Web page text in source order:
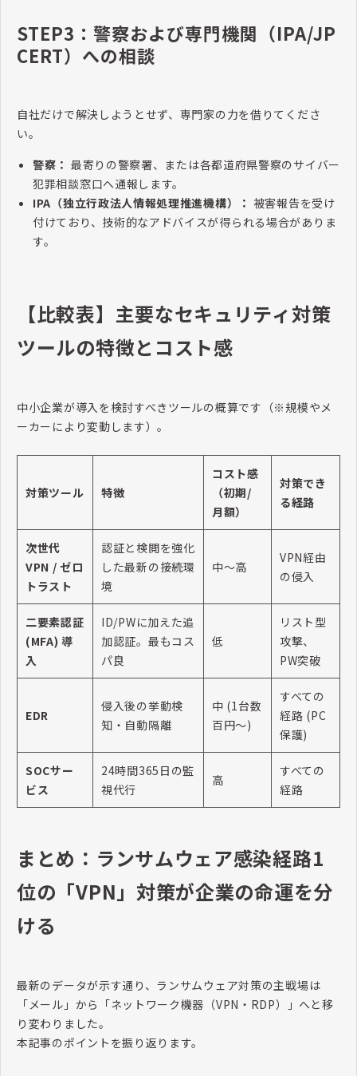
STEP3：警察および専門機関（IPA/JP
CERT）への相談
自社だけで解決しようとせず、専門家の力を借りてくださ
い。
警察： 最寄りの警察署、または各都道府県警察のサイバー
犯罪相談窓口へ通報します。
IPA（独立行政法人情報処理推進機構）： 被害報告を受け
付けており、技術的なアドバイスが得られる場合がありま
す。
【比較表】主要なセキュリティ対策
ツールの特徴とコスト感
中小企業が導入を検討すべきツールの概算です（※規模やメ
ーカーにより変動します）。
対策ツール 特徴
コスト感
（初期/
月額）
対策でき
る経路
次世代
VPN / ゼロ
トラスト
認証と検閲を強化
した最新の接続環
境
中〜高
VPN経由
の侵入
二要素認証
(MFA) 導
入
ID/PWに加えた追
加認証。最もコス
パ良
低
リスト型
攻撃、
PW突破
EDR
侵入後の挙動検
知・自動隔離
中 (1台数
百円〜)
すべての
経路 (PC
保護)
SOCサー
ビス
24時間365日の監
視代行
高
すべての
経路
まとめ：ランサムウェア感染経路1
位の「VPN」対策が企業の命運を分
ける
最新のデータが示す通り、ランサムウェア対策の主戦場は
「メール」から「ネットワーク機器（VPN・RDP）」へと移
り変わりました。
本記事のポイントを振り返ります。